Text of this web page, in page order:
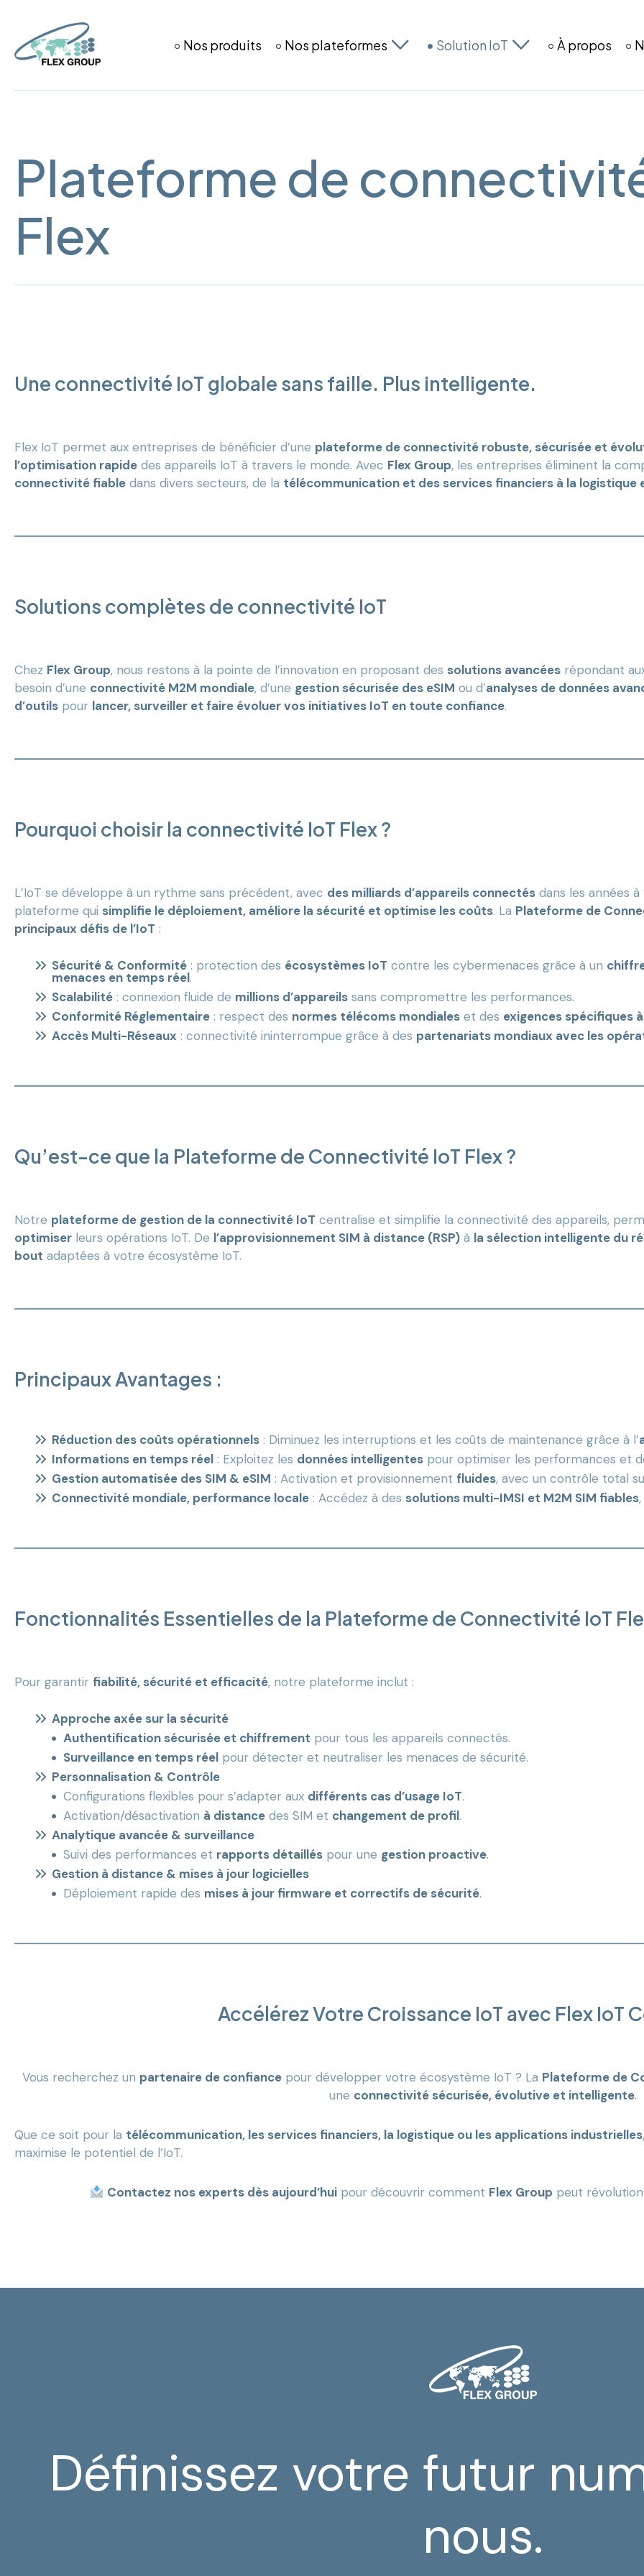
Nos produits Nos plateformes Solution IoT À propos
Plateforme de
Flex
Une connectivité IoT globale sans faille. Plus intelligente.
Flex IoT permet aux entreprises de bénéficier d’une plateforme de connectivité robuste, sécurisée et
l’optimisation rapide des appareils IoT à travers le monde. Avec Flex Group, les entreprises éliminent la
connectivité fiable dans divers secteurs, de la télécommunication et des services financiers à la logistique
Solutions complètes de connectivité IoT
Chez Flex Group, nous restons à la pointe de l’innovation en proposant des solutions avancées répondant
besoin d’une connectivité M2M mondiale, d’une gestion sécurisée des eSIM ou d’analyses de données
d’outils pour lancer, surveiller et faire évoluer vos initiatives IoT en toute confiance.
Pourquoi choisir la connectivité IoT Flex ?
L’IoT se développe à un rythme sans précédent, avec des milliards d’appareils connectés dans les années
plateforme qui simplifie le déploiement, améliore la sécurité et optimise les coûts. La Plateforme de
principaux défis de l’IoT :
Sécurité & Conformité : protection des écosystèmes IoT contre les cybermenaces grâce à un
menaces en temps réel.
Scalabilité : connexion fluide de millions d’appareils sans compromettre les performances.
Conformité Réglementaire : respect des normes télécoms mondiales et des exigences spécifiques
Accès Multi-Réseaux : connectivité ininterrompue grâce à des partenariats mondiaux avec les
Qu’est-ce que la Plateforme de Connectivité IoT Flex ?
Notre plateforme de gestion de la connectivité IoT centralise et simplifie la connectivité des appareils,
optimiser leurs opérations IoT. De l’approvisionnement SIM à distance (RSP) à la sélection intelligente du
bout adaptées à votre écosystème IoT.
Principaux Avantages :
Réduction des coûts opérationnels : Diminuez les interruptions et les coûts de maintenance grâce à l’
Informations en temps réel : Exploitez les données intelligentes pour optimiser les performances et
Gestion automatisée des SIM & eSIM : Activation et provisionnement fluides, avec un contrôle total
Connectivité mondiale, performance locale : Accédez à des solutions multi-IMSI et M2M SIM fiables
Fonctionnalités Essentielles de la Plateforme de Connectivité IoT
Pour garantir fiabilité, sécurité et efficacité, notre plateforme inclut :
Approche axée sur la sécurité
Authentification sécurisée et chiffrement pour tous les appareils connectés.
Surveillance en temps réel pour détecter et neutraliser les menaces de sécurité.
Personnalisation & Contrôle
Configurations flexibles pour s’adapter aux différents cas d’usage IoT.
Activation/désactivation à distance des SIM et changement de profil.
Analytique avancée & surveillance
Suivi des performances et rapports détaillés pour une gestion proactive.
Gestion à distance & mises à jour logicielles
Déploiement rapide des mises à jour firmware et correctifs de sécurité.
Accélérez Votre Croissance IoT avec Flex IoT
Vous recherchez un partenaire de confiancepour développer votre écosystème IoT ? La Plateforme de
une connectivité sécurisée, évolutive et intelligente.
Que ce soit pour la télécommunication, les services financiers, la logistique ou les applications industrielles
maximise le potentiel de l’IoT.
Contactez nos experts dès aujourd’hui pour découvrir comment Flex Group peut
Définissez votre futur
nous.